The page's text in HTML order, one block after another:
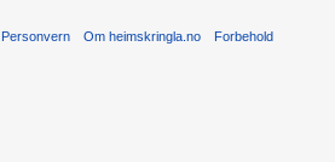
Personvern Om heimskringla.no Forbehold